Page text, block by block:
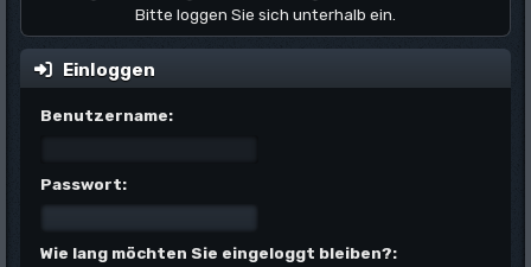
Bitte loggen Sie sich unterhalb ein.
Einloggen
Benutzername:
Passwort:
Wie lang möchten Sie eingeloggt bleiben?: